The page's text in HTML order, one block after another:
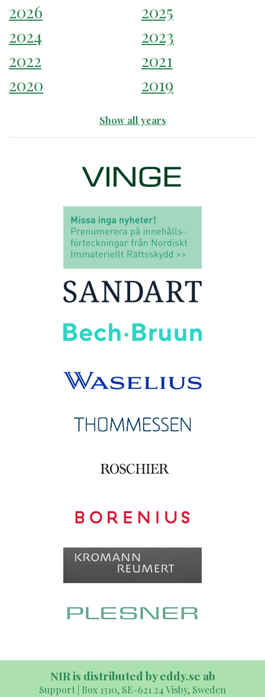
2026
2025
2024
2023
2022
2021
2020
2019
Show all years
NIR is distributed by eddy.se ab
Support | Box 1310, SE-621 24 Visby, Sweden